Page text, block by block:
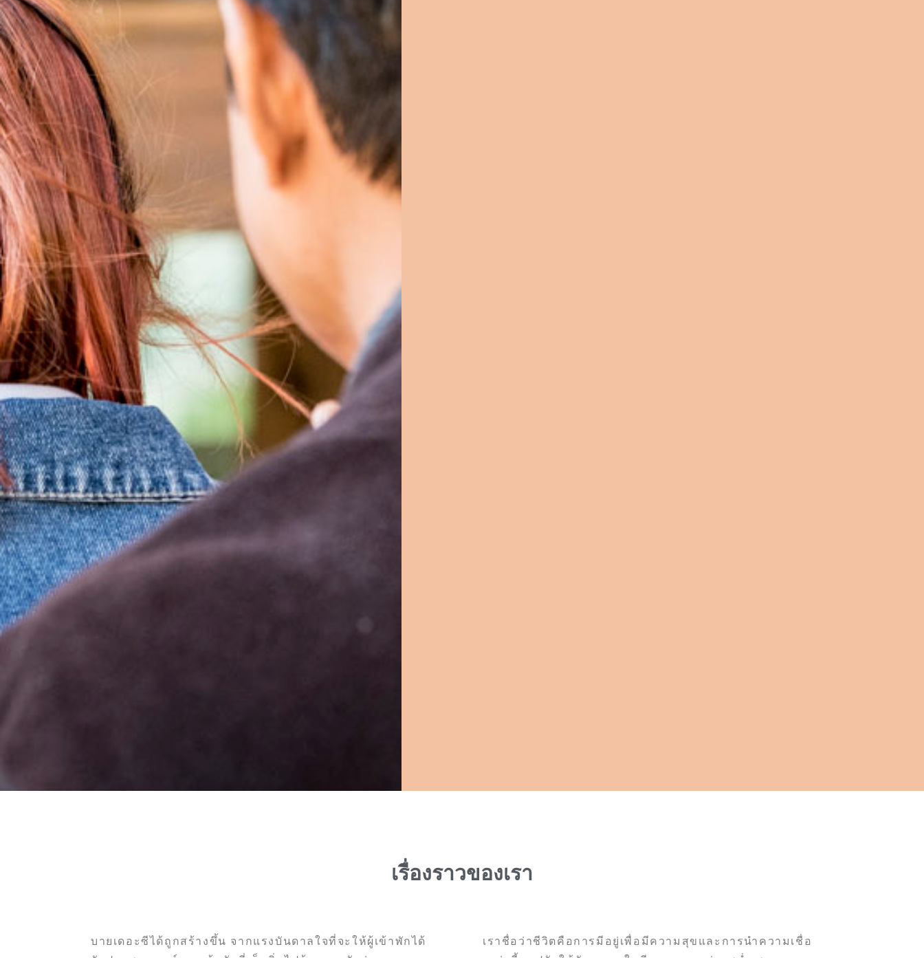
เรื่องราวของเรา
บายเดอะซีได้ถูกสร้างขึ้น จากแรงบันดาลใจที่จะให้ผู้เข้าพักได้
เราชื่อว่าชีวิตคือการมีอยู่เพื่อมีความสุขและการนำความเชื่อ